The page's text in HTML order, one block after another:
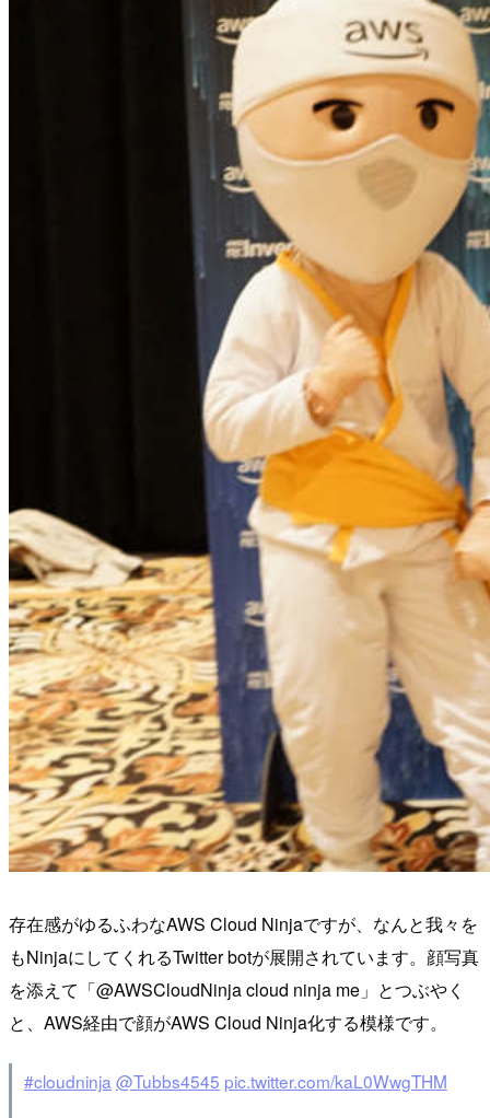
存在感がゆるふわなAWS Cloud Ninjaですが、なんと我々を
もNinjaにしてくれるTwitter botが展開されています。顔写真
を添えて「@AWSCloudNinja cloud ninja me」とつぶやく
と、AWS経由で顔がAWS Cloud Ninja化する模様です。
#cloudninja @Tubbs4545 pic.twitter.com/kaL0WwgTHM